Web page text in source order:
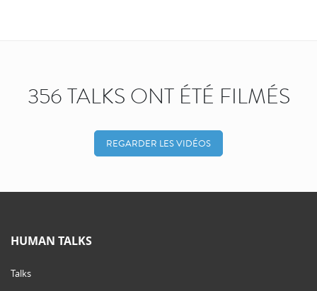
356 TALKS ONT ÉTÉ FILMÉS
REGARDER LES VIDÉOS
HUMAN TALKS
Talks